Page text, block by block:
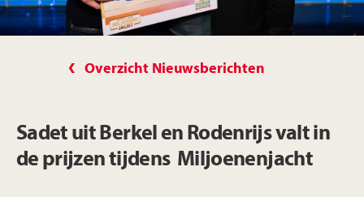
Overzicht Nieuwsberichten
Sadet uit Berkel en Rodenrijs valt in
de prijzen tijdens Miljoenenjacht